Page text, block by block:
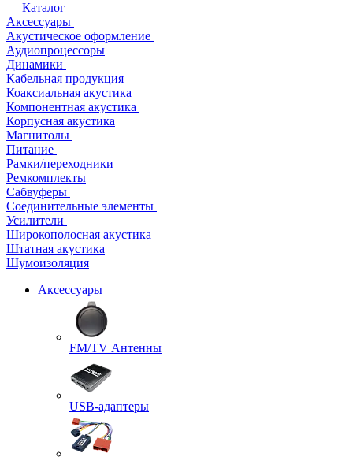
Каталог
Аксессуары
Акустическое оформление
Аудиопроцессоры
Динамики
Кабельная продукция
Коаксиальная акустика
Компонентная акустика
Корпусная акустика
Магнитолы
Питание
Рамки/переходники
Ремкомплекты
Сабвуферы
Соединительные элементы
Усилители
Широкополосная акустика
Штатная акустика
Шумоизоляция
Аксессуары
FM/TV Антенны
USB-адаптеры